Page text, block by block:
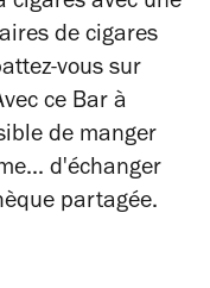
de cigares
vous sur
ce Bar à
de manger
d'échanger
partagée.